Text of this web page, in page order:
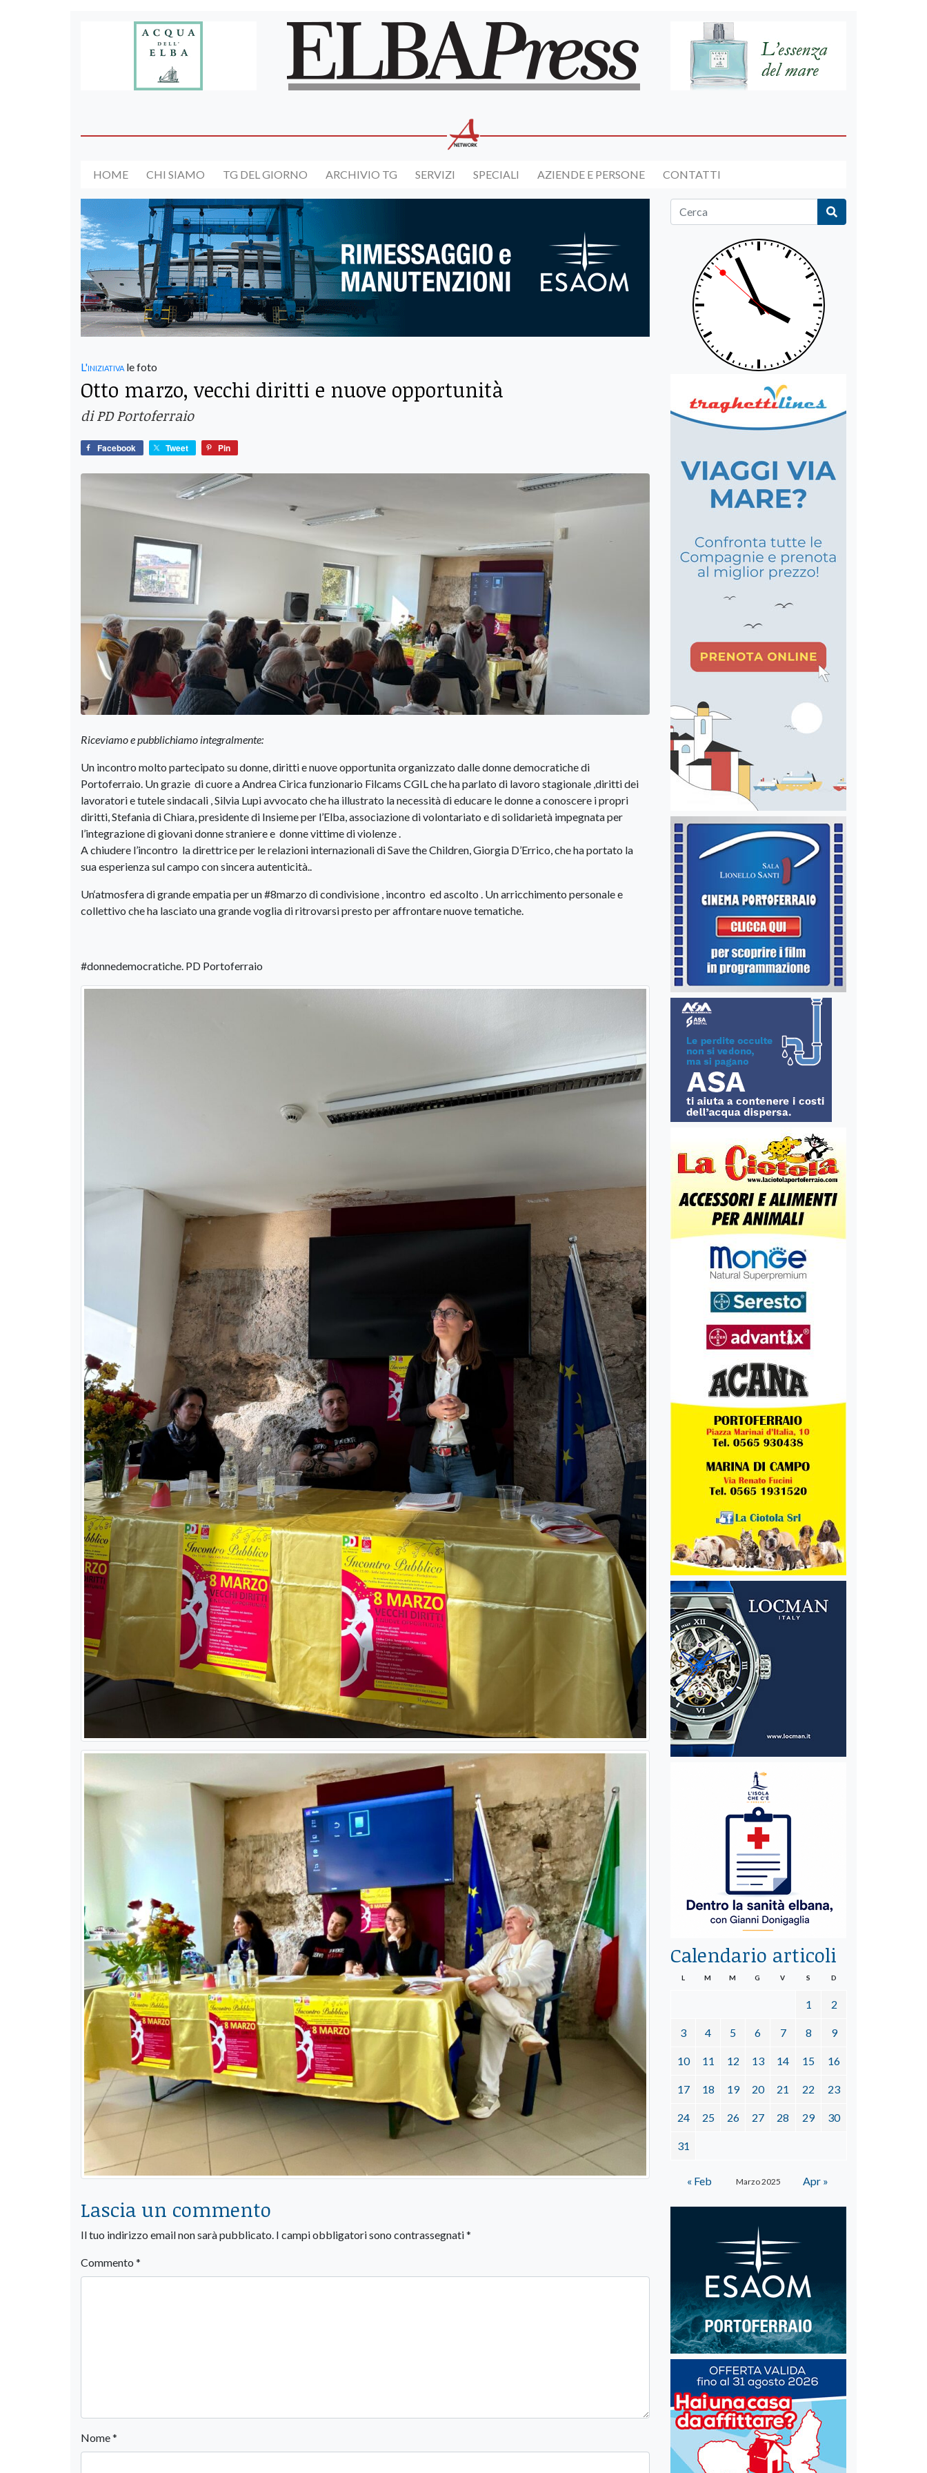
HOME CHI SIAMO TG DEL GIORNO ARCHIVIO TG SERVIZI SPECIALI AZIENDE E PERSONE CONTATTI
L'iniziativa le foto
Otto marzo, vecchi diritti e nuove opportunità
di PD Portoferraio
Facebook Tweet Pin
Riceviamo e pubblichiamo integralmente:
Un incontro molto partecipato su donne, diritti e nuove opportunita organizzato dalle donne democratiche di
Portoferraio. Un grazie di cuore a Andrea Cirica funzionario Filcams CGIL che ha parlato di lavoro stagionale ,diritti dei
lavoratori e tutele sindacali , Silvia Lupi avvocato che ha illustrato la necessità di educare le donne a conoscere i propri
diritti, Stefania di Chiara, presidente di Insieme per l’Elba, associazione di volontariato e di solidarietà impegnata per
l’integrazione di giovani donne straniere e donne vittime di violenze .
A chiudere l’incontro la direttrice per le relazioni internazionali di Save the Children, Giorgia D’Errico, che ha portato la
sua esperienza sul campo con sincera autenticità..
Un‘atmosfera di grande empatia per un #8marzo di condivisione , incontro ed ascolto . Un arricchimento personale e
collettivo che ha lasciato una grande voglia di ritrovarsi presto per affrontare nuove tematiche.
#donnedemocratiche. PD Portoferraio
Lascia un commento
Il tuo indirizzo email non sarà pubblicato. I campi obbligatori sono contrassegnati*
Commento *
Nome*
Calendario articoli
Marzo 2025
L M M G V S D
1 2
3 4 5 6 7 8 9
10 11 12 13 14 15 16
17 18 19 20 21 22 23
24 25 26 27 28 29 30
31
« Feb Apr »